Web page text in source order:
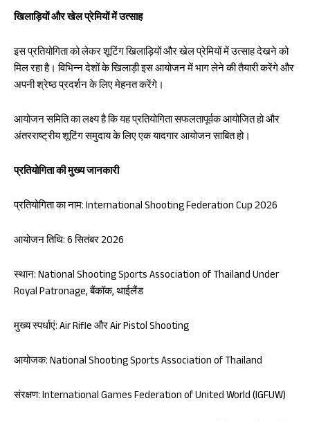
खिलाड़ियों और खेल प्रेमियों में उत्साह
इस प्रतियोगिता को लेकर शूटिंग खिलाड़ियों और खेल प्रेमियों में उत्साह देखने को
मिल रहा है। विभिन्न देशों के खिलाड़ी इस आयोजन में भाग लेने की तैयारी करेंगे और
अपनी श्रेष्ठ प्रदर्शन के लिए मेहनत करेंगे।
आयोजन समिति का लक्ष्य है कि यह प्रतियोगिता सफलतापूर्वक आयोजित हो और
अंतरराष्ट्रीय शूटिंग समुदाय के लिए एक यादगार आयोजन साबित हो।
प्रतियोगिता की मुख्य जानकारी
प्रतियोगिता का नाम: International Shooting Federation Cup 2026
आयोजन तिथि: 6 सितंबर 2026
स्थान: National Shooting Sports Association of Thailand Under
Royal Patronage, बैंकॉक, थाईलैंड
मुख्य स्पर्धाएं: Air Rifle और Air Pistol Shooting
आयोजक: National Shooting Sports Association of Thailand
संरक्षण: International Games Federation of United World (IGFUW)